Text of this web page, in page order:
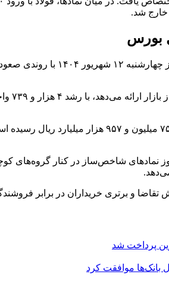
شاخص‌ساز در کنار گروه‌های
تقاضا و برتری خریداران در برابر